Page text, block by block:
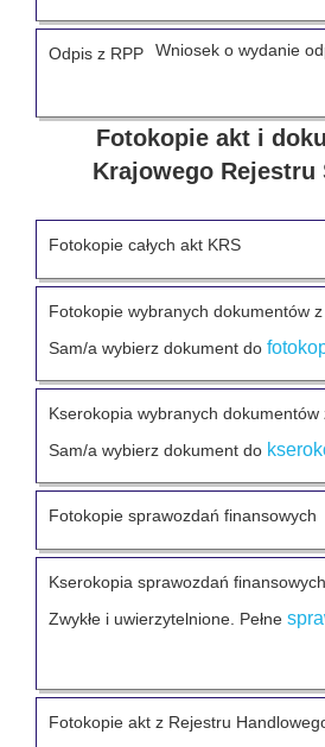
Odpis z RPP Wniosek o wydanie
Fotokopie akt i
Krajowego Rejestru
Fotokopie całych akt KRS
Fotokopie wybranych dokumentów z
Sam/a wybierz dokument do
Kserokopia wybranych dokumentów
Sam/a wybierz dokument do
Fotokopie sprawozdań finansowych
Kserokopia sprawozdań finansowych
Zwykłe i uwierzytelnione. Pełne
Fotokopie akt z Rejestru